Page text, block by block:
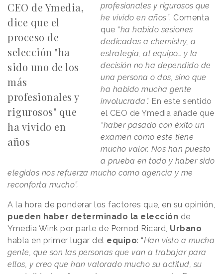
CEO de Ymedia,
dice que el
proceso de
selección "ha
sido uno de los
más
profesionales y
rigurosos" que
ha vivido en
años
profesionales y rigurosos que
he vivido en años”. Comenta
que “ha habido sesiones
dedicadas a chemistry, a
estrategia, al equipo… y la
decisión no ha dependido de
una persona o dos, sino que
ha habido mucha gente
involucrada”. En este sentido
el CEO de Ymedia añade que
“haber pasado con éxito un
examen como este tiene
mucho valor. Nos han puesto
a prueba en todo y haber sido
elegidos nos refuerza mucho como agencia y me
reconforta mucho”.
A la hora de ponderar los factores que, en su opinión,
pueden haber determinado la elección de
Ymedia Wink por parte de Pernod Ricard, Urbano
habla en primer lugar del equipo: “Han visto a mucha
gente, que son las personas que van a trabajar para
ellos, y creo que han valorado mucho su actitud, su